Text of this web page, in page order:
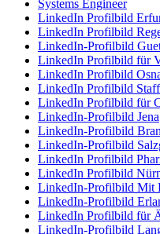
Systems Engineer
LinkedIn Profilbild
LinkedIn Profilbild
LinkedIn-Profilbild
LinkedIn Profilbild für
LinkedIn Profilbild
LinkedIn Profilbild
LinkedIn Profilbild für
LinkedIn-Profilbild Jena
LinkedIn-Profilbild
LinkedIn-Profilbild
LinkedIn Profilbild
LinkedIn Profilbild
LinkedIn-Profilbild Mit
LinkedIn-Profilbild
LinkedIn Profilbild für
LinkedIn-Profilbild